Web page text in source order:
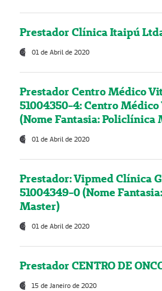
Prestador Clínica Itaipú
01 de Abril de 2020
Prestador Centro Médico
51004350-4: Centro
(Nome Fantasia: Policlínica
01 de Abril de 2020
Prestador: Vipmed Clínica
51004349-0 (Nome
Master)
01 de Abril de 2020
Prestador CENTRO DE
15 de Janeiro de 2020